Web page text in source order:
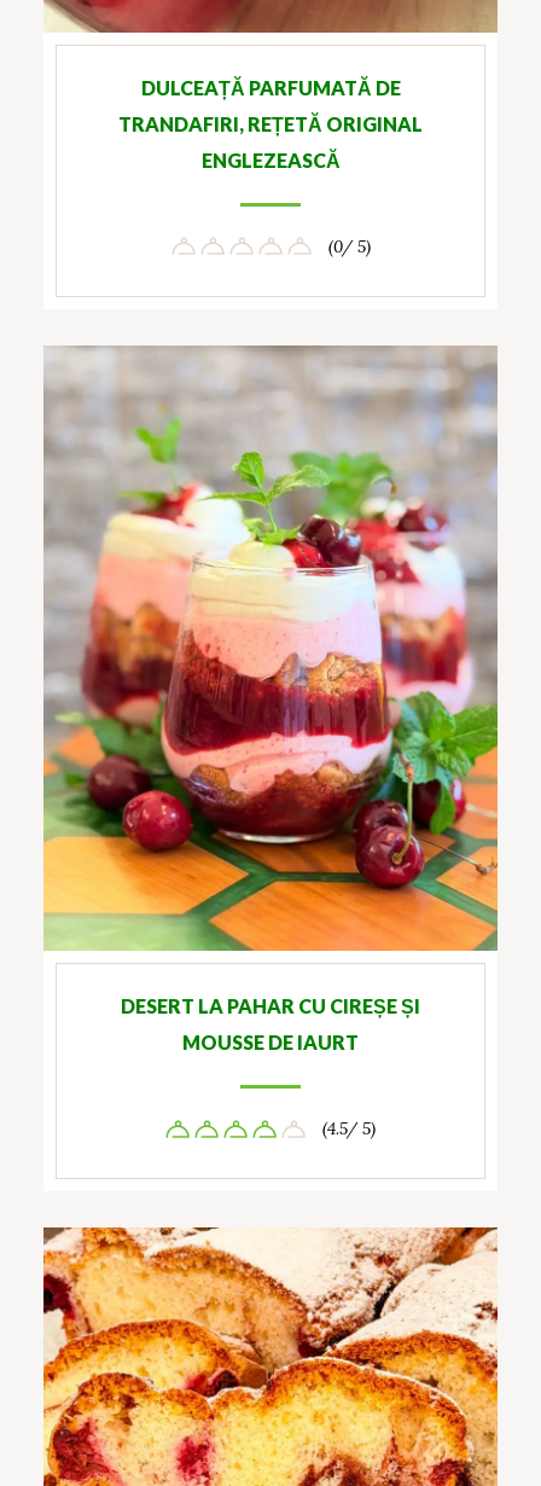
DULCEAȚĂ PARFUMATĂ DE
TRANDAFIRI, REȚETĂ ORIGINAL
ENGLEZEASCĂ
(0/ 5)
DESERT LA PAHAR CU CIREȘE ȘI
MOUSSE DE IAURT
(4.5/ 5)